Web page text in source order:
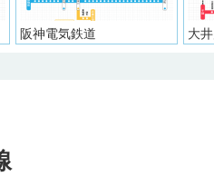
大井川鐵道